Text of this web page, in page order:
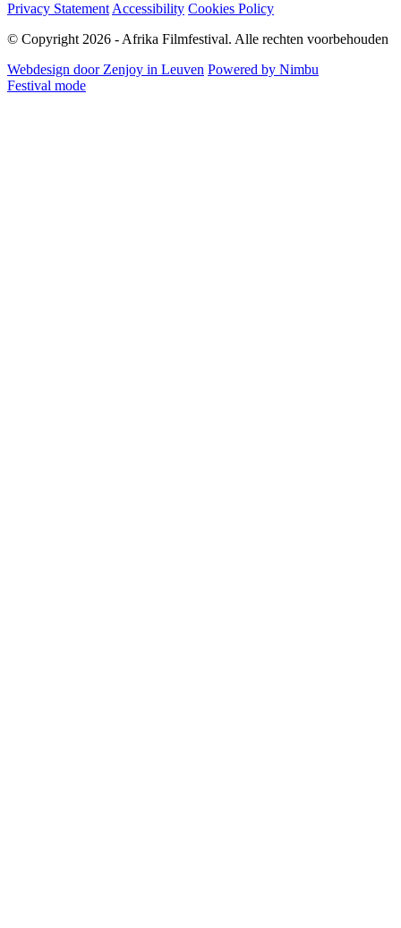
Privacy Statement Accessibility Cookies Policy
© Copyright 2026 - Afrika Filmfestival. Alle rechten voorbehouden
Webdesign door Zenjoy in Leuven Powered by Nimbu
Festival mode